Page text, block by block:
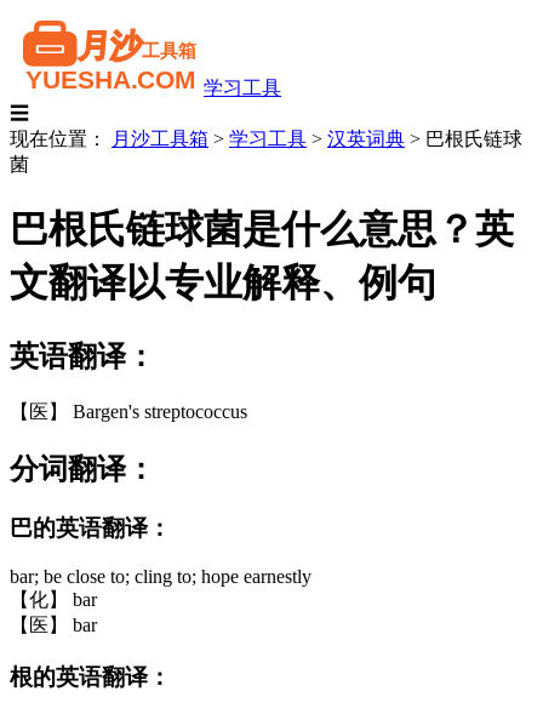
学习工具
☰
现在位置：
月沙工具箱 > 学习工具 > 汉英词典 > 巴根氏链球
菌
巴根氏链球菌是什么意思？英
文翻译以专业解释、例句
英语翻译：
【医】 Bargen's streptococcus
分词翻译：
巴的英语翻译：
bar; be close to; cling to; hope earnestly
【化】 bar
【医】 bar
根的英语翻译：